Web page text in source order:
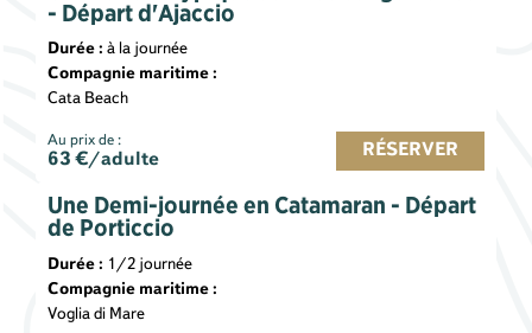
- Départ d'Ajaccio
Au prix de :
63 €/adulte
Durée : à la journée
Compagnie maritime :
Cata Beach
RÉSERVER
Une Demi-journée en Catamaran - Départ
de Porticcio
Durée : 1/2 journée
Compagnie maritime :
Voglia di Mare